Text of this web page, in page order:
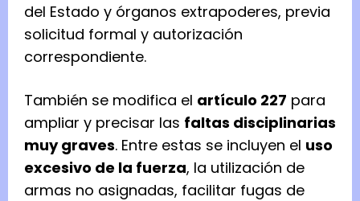
del Estado y órganos extrapoderes, previa
solicitud formal y autorización
correspondiente.
También se modifica el artículo 227 para
ampliar y precisar las faltas disciplinarias
muy graves. Entre estas se incluyen el uso
excesivo de la fuerza, la utilización de
armas no asignadas, facilitar fugas de